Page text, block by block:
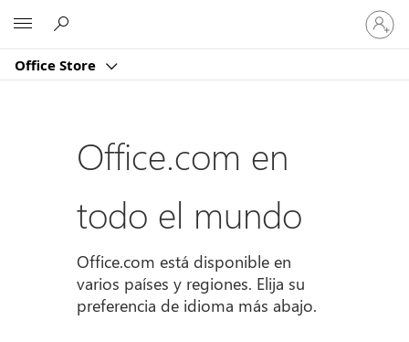
Office Store
Iniciar
sesión
en
cuenta
Office.com en
todo el mundo
Office.com está disponible en
varios países y regiones. Elija su
preferencia de idioma más abajo.